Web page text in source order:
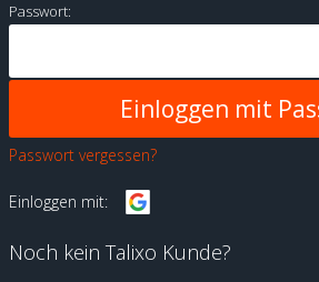
Passwort:
Passwort vergessen?
Einloggen mit:
Noch kein Talixo Kunde?